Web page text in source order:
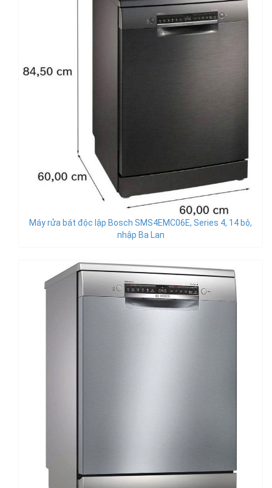
Máy rửa bát độc lập Bosch SMS4EMC06E, Series 4, 14 bộ,
nhập Ba Lan